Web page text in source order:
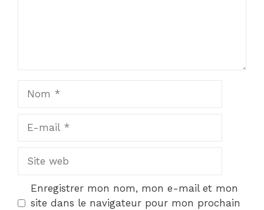
Site
Enregistrer mon nom, mon e-mail et mon
site dans le navigateur pour mon prochain